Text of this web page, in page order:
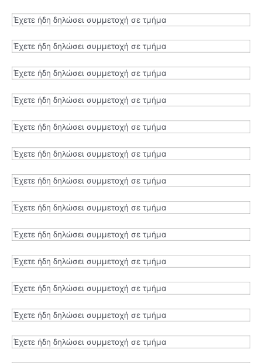
Έχετε ήδη δηλώσει συμμετοχή σε τμήμα
Έχετε ήδη δηλώσει συμμετοχή σε τμήμα
Έχετε ήδη δηλώσει συμμετοχή σε τμήμα
Έχετε ήδη δηλώσει συμμετοχή σε τμήμα
Έχετε ήδη δηλώσει συμμετοχή σε τμήμα
Έχετε ήδη δηλώσει συμμετοχή σε τμήμα
Έχετε ήδη δηλώσει συμμετοχή σε τμήμα
Έχετε ήδη δηλώσει συμμετοχή σε τμήμα
Έχετε ήδη δηλώσει συμμετοχή σε τμήμα
Έχετε ήδη δηλώσει συμμετοχή σε τμήμα
Έχετε ήδη δηλώσει συμμετοχή σε τμήμα
Έχετε ήδη δηλώσει συμμετοχή σε τμήμα
Έχετε ήδη δηλώσει συμμετοχή σε τμήμα